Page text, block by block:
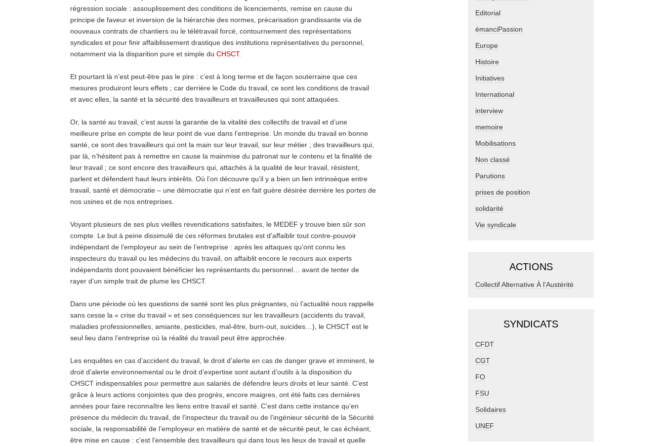
régression sociale : assouplissement des conditions de licenciements, remise en cause du
principe de faveur et inversion de la hiérarchie des normes, précarisation grandissante via de
nouveaux contrats de chantiers ou le télétravail forcé, contournement des représentations
syndicales et pour finir affaiblissement drastique des institutions représentatives du personnel,
notamment via la disparition pure et simple du CHSCT.
Et pourtant là n’est peut-être pas le pire : c’est à long terme et de façon souterraine que ces
mesures produiront leurs effets ; car derrière le Code du travail, ce sont les conditions de travail
et avec elles, la santé et la sécurité des travailleurs et travailleuses qui sont attaquées.
Or, la santé au travail, c’est aussi la garantie de la vitalité des collectifs de travail et d’une
meilleure prise en compte de leur point de vue dans l’entreprise. Un monde du travail en bonne
santé, ce sont des travailleurs qui ont la main sur leur travail, sur leur métier ; des travailleurs qui,
par là, n’hésitent pas à remettre en cause la mainmise du patronat sur le contenu et la finalité de
leur travail ; ce sont encore des travailleurs qui, attachés à la qualité de leur travail, résistent,
parlent et défendent haut leurs intérêts. Où l’on découvre qu’il y a bien un lien intrinsèque entre
travail, santé et démocratie – une démocratie qui n’est en fait guère désirée derrière les portes de
nos usines et de nos entreprises.
Voyant plusieurs de ses plus vieilles revendications satisfaites, le MEDEF y trouve bien sûr son
compte. Le but à peine dissimulé de ces réformes brutales est d’affaiblir tout contre-pouvoir
indépendant de l’employeur au sein de l’entreprise : après les attaques qu’ont connu les
inspecteurs du travail ou les médecins du travail, on affaiblit encore le recours aux experts
indépendants dont pouvaient bénéficier les représentants du personnel… avant de tenter de
rayer d’un simple trait de plume les CHSCT.
Dans une période où les questions de santé sont les plus prégnantes, où l’actualité nous rappelle
sans cesse la « crise du travail » et ses conséquences sur les travailleurs (accidents du travail,
maladies professionnelles, amiante, pesticides, mal-être, burn-out, suicides…), le CHSCT est le
seul lieu dans l’entreprise où la réalité du travail peut être approchée.
Les enquêtes en cas d’accident du travail, le droit d’alerte en cas de danger grave et imminent, le
droit d’alerte environnemental ou le droit d’expertise sont autant d’outils à la disposition du
CHSCT indispensables pour permettre aux salariés de défendre leurs droits et leur santé. C’est
grâce à leurs actions conjointes que des progrès, encore maigres, ont été faits ces dernières
années pour faire reconnaître les liens entre travail et santé. C’est dans cette instance qu’en
présence du médecin du travail, de l’inspecteur du travail ou de l’ingénieur sécurité de la Sécurité
sociale, la responsabilité de l’employeur en matière de santé et de sécurité peut, le cas échéant,
être mise en cause : c’est l’ensemble des travailleurs qui dans tous les lieux de travail et quelle
Editorial
émanciPassion
Europe
Histoire
Initiatives
International
interview
memoire
Mobilisations
Non classé
Parutions
prises de position
solidarité
Vie syndicale
ACTIONS
Collectif Alternative À l'Austérité
SYNDICATS
CFDT
CGT
FO
FSU
Solidaires
UNEF